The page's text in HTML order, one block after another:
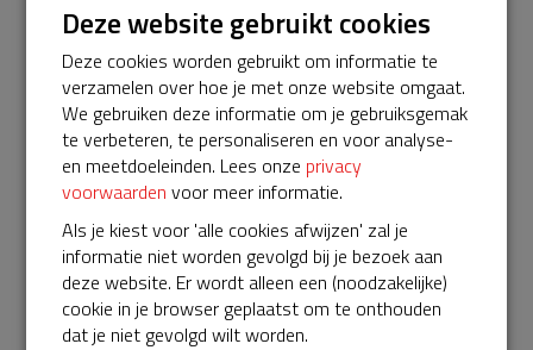
€ 100
doneren
AANRADER Neem deel aan onze Vroege
Kerkweek- Dank voor uw gulle gift. Wij nodigen u uit
om gratis deel te nemen aan de Vroege Kerkweek in
november aan de TUA. Zie www.tua.nl.
5 donateurs Nog 5 beschikbaar
Deze website gebruikt cookies
Deze cookies worden gebruikt om informatie te
verzamelen over hoe je met onze website omgaat.
We gebruiken deze informatie om je gebruiksgemak
te verbeteren, te personaliseren en voor analyse-
en meetdoeleinden. Lees onze privacy
voorwaarden voor meer informatie.
Als je kiest voor 'alle cookies afwijzen' zal je
informatie niet worden gevolgd bij je bezoek aan
deze website. Er wordt alleen een (noodzakelijke)
cookie in je browser geplaatst om te onthouden
dat je niet gevolgd wilt worden.